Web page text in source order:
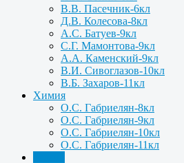
В.В. Пасечник-6кл
Д.В. Колесова-8кл
А.С. Батуев-9кл
С.Г. Мамонтова-9кл
А.А. Каменский-9кл
В.И. Сивоглазов-10кл
В.Б. Захаров-11кл
Химия
О.С. Габриелян-8кл
О.С. Габриелян-9кл
О.С. Габриелян-10кл
О.С. Габриелян-11кл